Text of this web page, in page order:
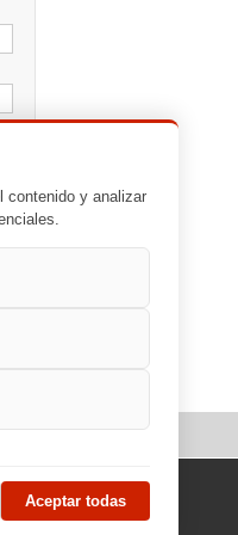
contenido y analizar
Aceptar todas